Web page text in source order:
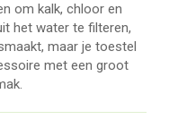
om kalk, chloor en
het water te filteren,
maar je toestel
met een groot